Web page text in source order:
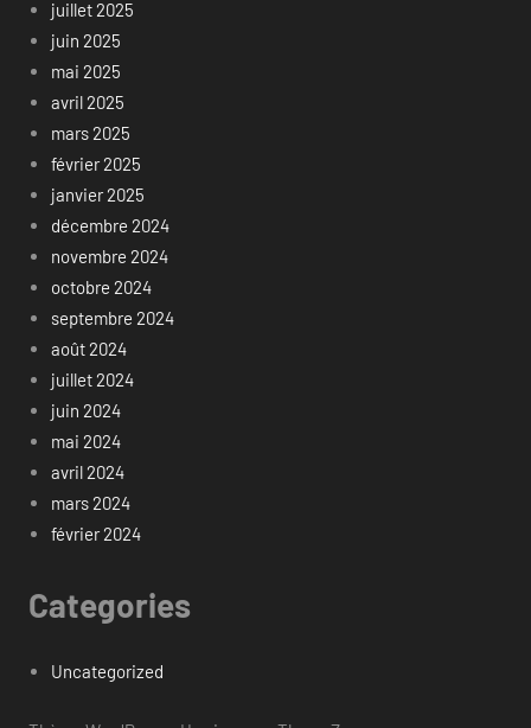
juillet 2025
juin 2025
mai 2025
avril 2025
mars 2025
février 2025
janvier 2025
décembre 2024
novembre 2024
octobre 2024
septembre 2024
août 2024
juillet 2024
juin 2024
mai 2024
avril 2024
mars 2024
février 2024
Categories
Uncategorized